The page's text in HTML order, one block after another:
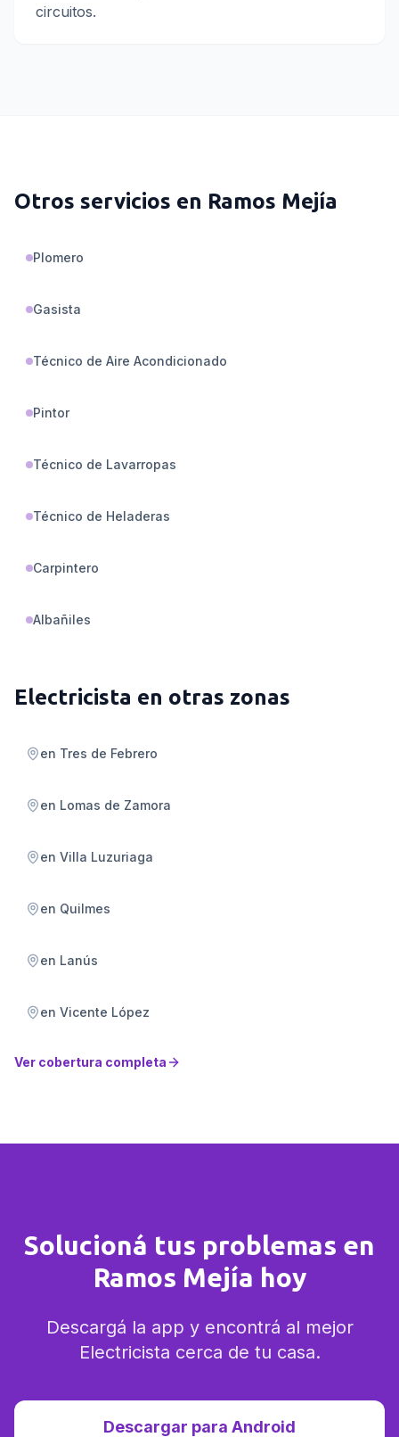
circuitos.
Otros servicios en Ramos Mejía
Plomero
Gasista
Técnico de Aire Acondicionado
Pintor
Técnico de Lavarropas
Técnico de Heladeras
Carpintero
Albañiles
Electricista en otras zonas
en Tres de Febrero
en Lomas de Zamora
en Villa Luzuriaga
en Quilmes
en Lanús
en Vicente López
Ver cobertura completa
Solucioná tus problemas en
Ramos Mejía hoy
Descargá la app y encontrá al mejor
Electricista cerca de tu casa.
Descargar para Android